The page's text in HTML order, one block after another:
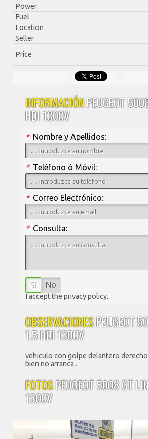
Power
Fuel
Location
Seller
Price
INFORMACIÓNPEUGEOT
HDI 130CV
Nombre y Apellidos:
*
Teléfono ó Móvil:
*
Correo Electrónico:
*
Consulta:
*
Sí No
I accept the privacy policy.
OBSERVACIONESPEUGEOT
1.5 HDI 130CV
vehiculo con golpe delantero
bien no arranca..
FOTOSPEUGEOT 5008 GT
130CV